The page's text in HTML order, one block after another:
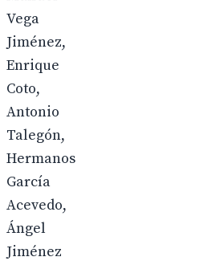
Vega
Jiménez,
Enrique
Coto,
Antonio
Talegón,
Hermanos
García
Acevedo,
Ángel
Jiménez